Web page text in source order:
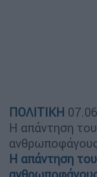
ΠΟΛΙΤΙΚΗ
Η απάντηση
Η απάντηση